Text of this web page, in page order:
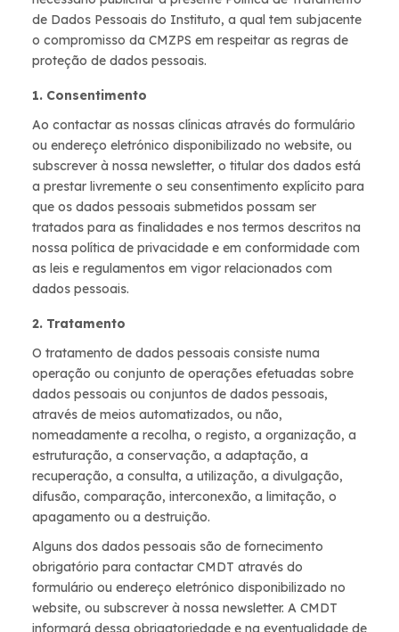
de Dados Pessoais do Instituto, a qual tem subjacente
o compromisso da CMZPS em respeitar as regras de
proteção de dados pessoais.
1. Consentimento
Ao contactar as nossas clínicas através do formulário
ou endereço eletrónico disponibilizado no website, ou
subscrever à nossa newsletter, o titular dos dados está
a prestar livremente o seu consentimento explícito para
que os dados pessoais submetidos possam ser
tratados para as finalidades e nos termos descritos na
nossa política de privacidade e em conformidade com
as leis e regulamentos em vigor relacionados com
dados pessoais.
2. Tratamento
O tratamento de dados pessoais consiste numa
operação ou conjunto de operações efetuadas sobre
dados pessoais ou conjuntos de dados pessoais,
através de meios automatizados, ou não,
nomeadamente a recolha, o registo, a organização, a
estruturação, a conservação, a adaptação, a
recuperação, a consulta, a utilização, a divulgação,
difusão, comparação, interconexão, a limitação, o
apagamento ou a destruição.
Alguns dos dados pessoais são de fornecimento
obrigatório para contactar CMDT através do
formulário ou endereço eletrónico disponibilizado no
website, ou subscrever à nossa newsletter. A CMDT
informará dessa obrigatoriedade e na eventualidade de